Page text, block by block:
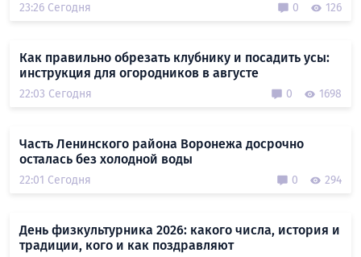
23:26 Сегодня 0 126
Как правильно обрезать клубнику и посадить усы:
инструкция для огородников в августе
22:03 Сегодня 0 1698
Часть Ленинского района Воронежа досрочно
осталась без холодной воды
22:01 Сегодня 0 294
День физкультурника 2026: какого числа, история и
традиции, кого и как поздравляют